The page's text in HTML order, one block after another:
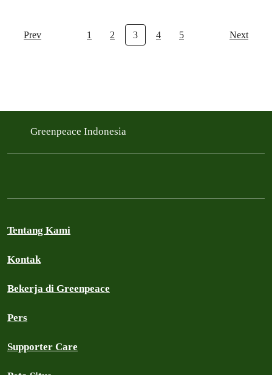
Prev 1 2 3 4 5 Next
Greenpeace Indonesia
Tentang Kami
Kontak
Bekerja di Greenpeace
Pers
Supporter Care